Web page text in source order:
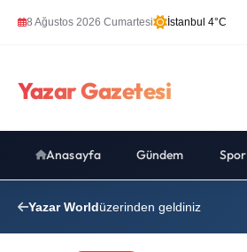
8 Ağustos 2026 Cumartesi İstanbul 4°C
Yazar Gazetesi
Anasayfa Gündem Spor
Yazar Worldüzerinden geldiniz